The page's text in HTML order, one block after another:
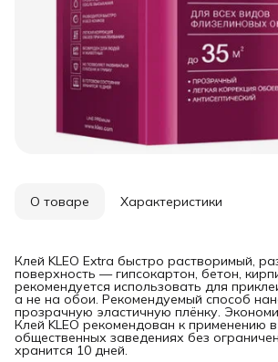
О товаре Характеристики
Клей KLEO Extra быстро растворимый,
поверхность — гипсокартон, бетон,
рекомендуется использовать для
а не на обои. Рекомендуемый способ
прозрачную эластичную плёнку.
Клей KLEO рекомендован к применению
общественных заведениях без
хранится 10 дней.